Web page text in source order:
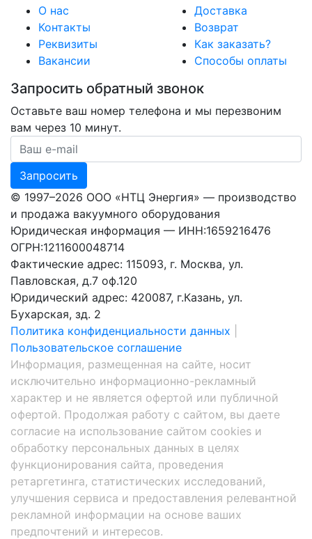
О нас
Контакты
Реквизиты
Вакансии
Доставка
Возврат
Как заказать?
Способы оплаты
Запросить обратный звонок
Оставьте ваш номер телефона и мы перезвоним
вам через 10 минут.
Ваш номер телефона
Запросить
© 1997–2026 ООО «НТЦ Энергия» — производство
и продажа вакуумного оборудования
Юридическая информация — ИНН:1659216476
ОГРН:1211600048714
Фактические адрес: 115093, г. Москва, ул.
Павловская, д.7 оф.120
Юридический адрес: 420087, г.Казань, ул.
Бухарская, зд. 2
Политика конфиденциальности данных
Пользовательское соглашение
Информация, размещенная на сайте, носит
исключительно информационно-рекламный
характер и не является офертой или публичной
офертой. Продолжая работу с сайтом, вы даете
согласие на использование сайтом cookies и
обработку персональных данных в целях
функционирования сайта, проведения
ретаргетинга, статистических исследований,
улучшения сервиса и предоставления релевантной
рекламной информации на основе ваших
предпочтений и интересов.